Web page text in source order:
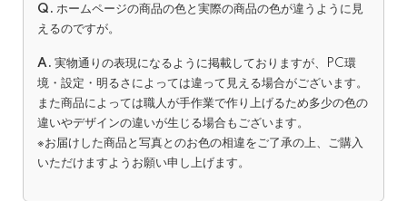
Q. ホームページの商品の色と実際の商品の色が違うように見
えるのですが。
A. 実物通りの表現になるように掲載しておりますが、PC環
境・設定・明るさによっては違って見える場合がございます。
また商品によっては職人が手作業で作り上げるため多少の色の
違いやデザインの違いが生じる場合もございます。
※お届けした商品と写真とのお色の相違をご了承の上、ご購入
いただけますようお願い申し上げます。